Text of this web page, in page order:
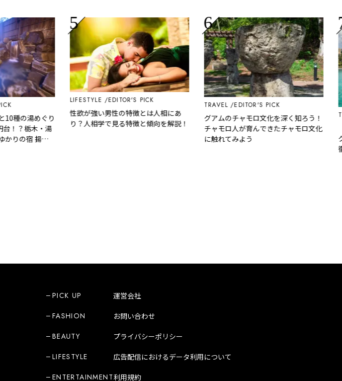
種の湯めぐり
？栃木・湯
の宿 揚
LIFESTYLE EDITOR'S PICK
性欲が強い男性の特徴とは人相にあ
り？人相学で見る特徴と傾向を解説！
TRAVEL EDITOR'S PICK
グアムのチャモロ文化を深く知ろう！
チャモロ人が育んできたチャモロ文化
に触れてみよう
グ
徹
PICK UP
FASHION
BEAUTY
LIFESTYLE
ENTERTAINMENT
運営会社
お問い合わせ
プライバシーポリシー
広告配信におけるデータ利用について
利用規約